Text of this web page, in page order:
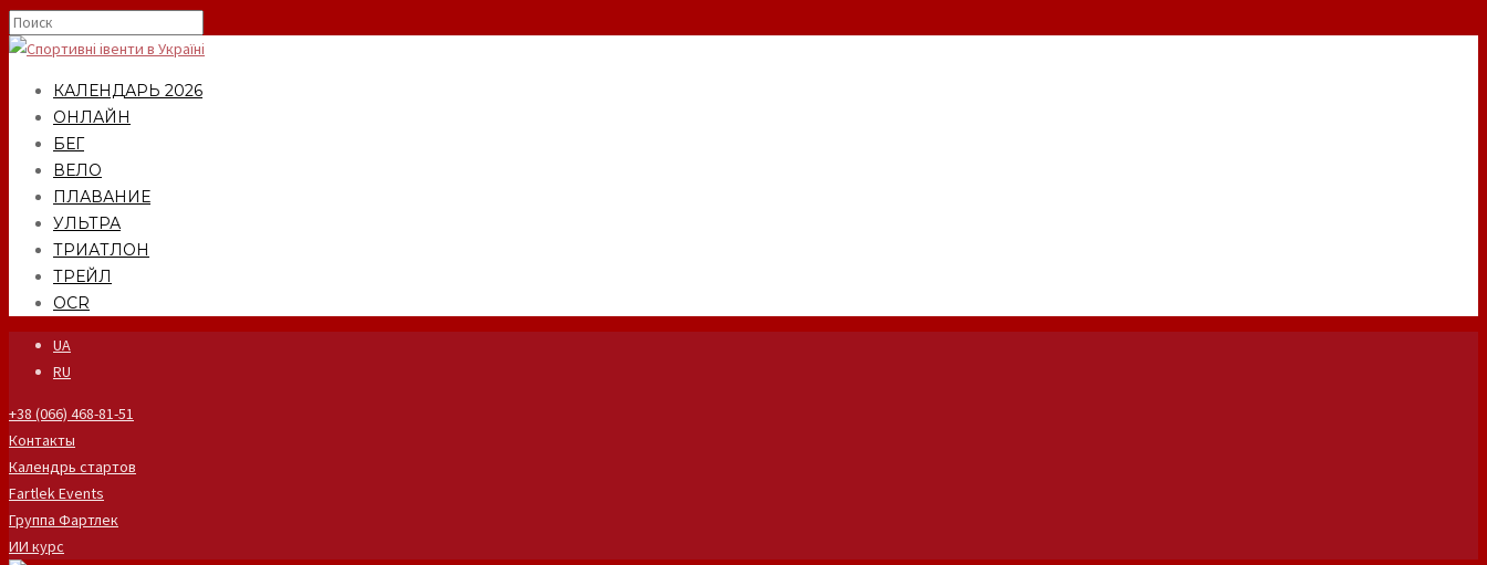
КАЛЕНДАРЬ 2026
ОНЛАЙН
БЕГ
ВЕЛО
ПЛАВАНИЕ
УЛЬТРА
ТРИАТЛОН
ТРЕЙЛ
OCR
UA
RU
+38 (066) 468-81-51
Контакты
Календрь стартов
Fartlek Events
Группа Фартлек
ИИ курс